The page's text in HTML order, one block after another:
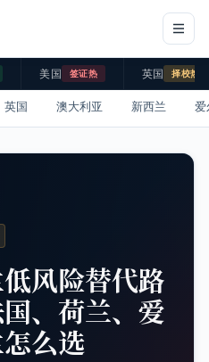
美国 签证热 英国 择校热
英国 澳大利亚 新西兰 爱
风险替代路
、荷兰、爱
么选